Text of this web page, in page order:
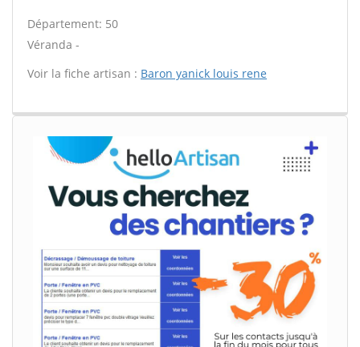
Département: 50
Véranda -
Voir la fiche artisan : Baron yanick louis rene